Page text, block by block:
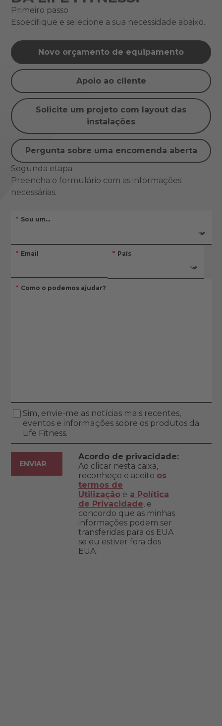
Primeiro passo
Especifique e selecione a sua necessidade abaixo.
Novo orçamento de equipamento
Apoio ao cliente
Solicite um projeto com layout das
instalações
Pergunta sobre uma encomenda aberta
Segunda etapa
Preencha o formulário com as informações
necessárias.